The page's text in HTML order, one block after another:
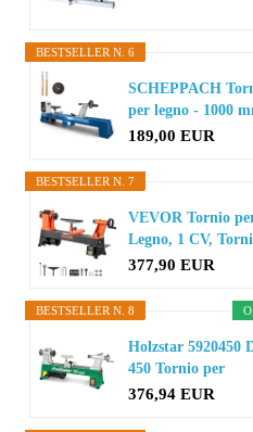
BESTSELLER N. 6
SCHEPPACH
per legno - 1000
400W...
189,00 EUR
BESTSELLER N. 7
VEVOR Tornio
Legno, 1 CV,
Banco per...
377,90 EUR
BESTSELLER N. 8
Holzstar 5920450
450 Tornio per
tornitura in...
376,94 EUR